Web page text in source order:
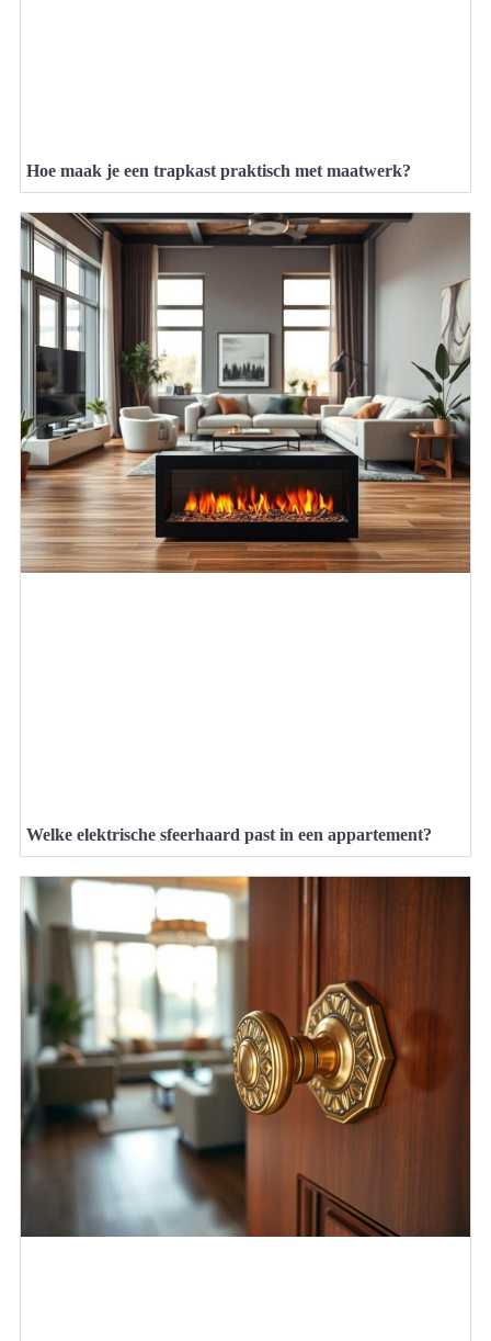
Hoe maak je een trapkast praktisch met maatwerk?
Welke elektrische sfeerhaard past in een appartement?